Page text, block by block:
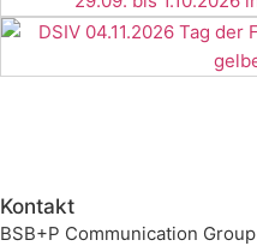
Kontakt
BSB+P Communication Group